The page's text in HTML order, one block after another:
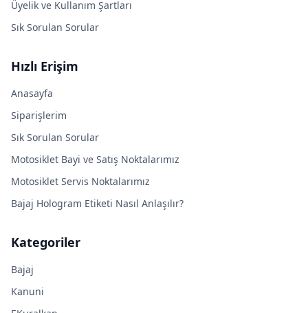
Üyelik ve Kullanım Şartları
Sık Sorulan Sorular
Hızlı Erişim
Anasayfa
Siparişlerim
Sık Sorulan Sorular
Motosiklet Bayi ve Satış Noktalarımız
Motosiklet Servis Noktalarımız
Bajaj Hologram Etiketi Nasıl Anlaşılır?
Kategoriler
Bajaj
Kanuni